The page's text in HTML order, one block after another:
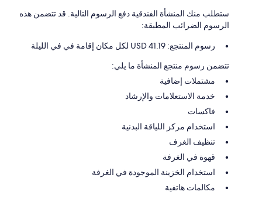
ستطلب منك المنشأة الفندقية دفع الرسوم التالية. قد تتضمن هذه
الرسوم الضرائب المطبقة:
رسوم المنتجع: 41.19 USD لكل مكان إقامة في في الليلة
تتضمن رسوم منتجع المنشأة ما يلي:
مشتملات إضافية
خدمة الاستعلامات والإرشاد
فاكسات
استخدام مركز اللياقة البدنية
تنظيف الغرف
قهوة في الغرفة
استخدام الخزينة الموجودة في الغرفة
مكالمات هاتفية